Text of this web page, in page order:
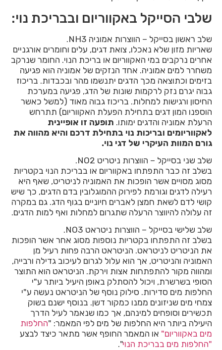
שלבי הסייקל באקווריום ובבריכת נוי:
שלב ראשון בסייקל – הווצרות אמוניה NH3.
שאריות מזון שלא נאכלו, צואת דגים, עלים וחומרים אורגניים
אחרים נרקבים במי האקווריום או בריכת הנוי. החומר שנרקב
משחרר למים אמוניה. אחד הנזקים של אמוניה הוא פגיעה
בזימים וכתוצאה מכך הדגים יתנשמו מהר ובכבדות. בריכוז
גבוה יגרם נזק לרקמות שונות של הדג, פגיעה במערכת
החיסון ורגישות למחלות. בריכוז גבוה מאוד (למשל כאשר
הוספנו המון דגים בתחילת הפעלת האקווריום) תתרחש
הרעלת אמוניה והדגים ימותו. תופעה זו אופיינית
לאקווריומים ובריכות נוי בתחילת דרכם והיא מהווה את
גורם המוות העיקרי של דגי נוי.
שלב שני בסייקל – הווצרות ניטריט NO2.
בשלב זה כבר התפתחו באקווריום או בבריכת הנוי בקטריות
מסוג מסויים אשר הופכות את האמוניה לניטריט, שאף היא
רעילה לדגים וגורמת לפירוק ההמוגלובין בדם הדגים, כך שיש
קושי לדם לשאת חמצן לאברים חיוניים בגוף הדג. גם במקרה
זה עלולה להיווצר הרעלה שתגרום למחלות ואף למות הדגים.
שלב שלישי בסייקל – הווצרות ניטראט NO3.
בשלב זה התפתחו בקטריות נוספות מסוג אחר אשר הופכות
את הניטריט לניטראט. הניטראט הרבה פחות רעיל מן
האמוניה והניטריט, אך הוא עלול לגרום לעיכוב גדילה ורבייה,
ומהווה מקור להתפתחות אצות וירקת. הניטראט הוא התוצר
הסופי בשרשרת, ויכול להסתלק באופן היעיל ביותר ע"י
החלפות מים סדירות. סילוק נוסף של הניטראט נעשה ע"י
צמחי מים שניזונים ממנו כמקור דשן. בנוסף ישנם בשוק
תכשירים וסופחים למינהם, אך כמו שנאמר לעיל הדרך
היעילה ביותר היא החלפות של מים לפי המאמר: "החלפות
מים באקווריום" או המאמר החופף אשר מתאר כיצד לבצע
"החלפות מים בבריכת הנוי".